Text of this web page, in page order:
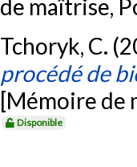
de maîtrise,
Tchoryk, C.
procédé de
[Mémoire de
Disponible